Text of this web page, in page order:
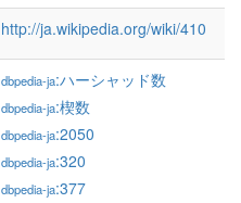
http://ja.wikipedia.org/wiki/410
dbpedia-ja:ハーシャッド数
dbpedia-ja:楔数
dbpedia-ja:2050
dbpedia-ja:320
dbpedia-ja:377